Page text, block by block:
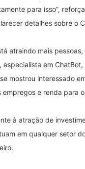
para isso”,
detalhes sobre o
atraindo mais
especialista em
mostrou interessado
e renda para
à atração de
em qualquer setor